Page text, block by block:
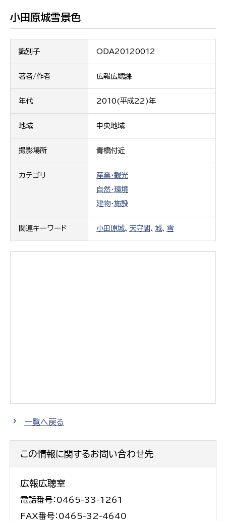
小田原城雪景色
識別子 ODA20120012
著者/作者 広報広聴課
年代 2010(平成22)年
地域 中央地域
撮影場所 青橋付近
カテゴリ
産業・観光
自然・環境
建物・施設
関連キーワード 小田原城、 天守閣、 城、 雪
一覧へ戻る
この情報に関するお問い合わせ先
広報広聴室
電話番号：0465-33-1261
FAX番号：0465-32-4640